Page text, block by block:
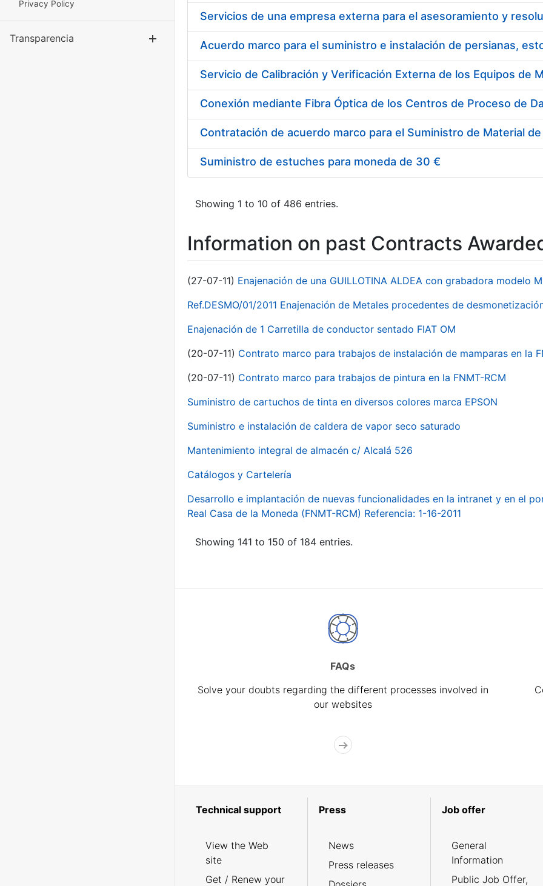
Privacy Policy
Transparencia Show/Hide
Acuerdo marco para el suministro e instalación de persianas,
Suministro de estuches para moneda de 30 €
Showing 1 to 10 of 486 entries.
Information on past Contracts
(27-07-11) Enajenación de una GUILLOTINA ALDEA con grabadora modelo
Ref.DESMO/01/2011 Enajenación de Metales procedentes de
Enajenación de 1 Carretilla de conductor sentado FIAT OM
(20-07-11) Contrato marco para trabajos de instalación de mamparas en la
(20-07-11) Contrato marco para trabajos de pintura en la FNMT-RCM
Suministro de cartuchos de tinta en diversos colores marca EPSON
Suministro e instalación de caldera de vapor seco saturado
Mantenimiento integral de almacén c/ Alcalá 526
Catálogos y Cartelería
Desarrollo e implantación de nuevas funcionalidades en la intranet y en el
Real Casa de la Moneda (FNMT-RCM) Referencia: 1-16-2011
Showing 141 to 150 of 184 entries.
FAQs
Solve your doubts regarding the different processes involved in
our websites
Technical support
View the Web
site
Get / Renew your
Press
News
Press releases
Job offer
General
Information
Public Job Offer,